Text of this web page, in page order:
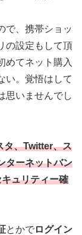
で、携帯ショッ
の設定もして頂
めてネット購入
い。覚悟はして
思いませんでし
タ、Twitter、ス
ターネットバン
ュリティー確
とかでログイン